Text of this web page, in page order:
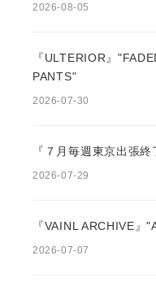
2026-08-05
『ULTERIOR』
PANTS"
2026-07-30
『７月毎週東京出張
2026-07-29
『VAINL ARCHIVE』
2026-07-07